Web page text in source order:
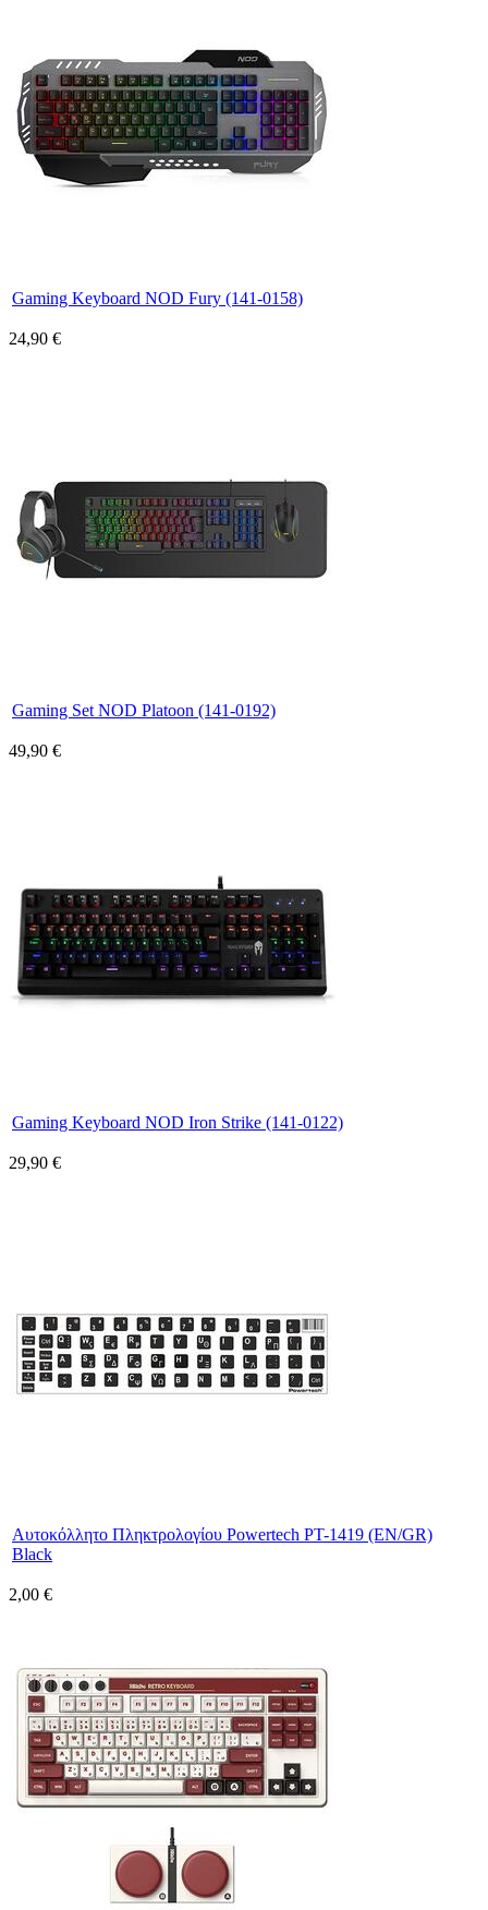
Gaming Keyboard NOD Fury (141-0158)
24,90 €
Gaming Set NOD Platoon (141-0192)
49,90 €
Gaming Keyboard NOD Iron Strike (141-0122)
29,90 €
Αυτοκόλλητο Πληκτρολογίου Powertech PT-1419 (EN/GR)
Black
2,00 €